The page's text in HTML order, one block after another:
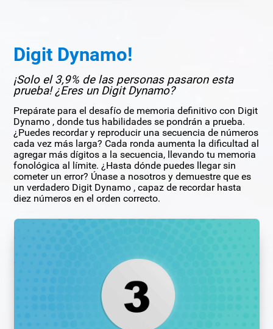
Digit Dynamo!
¡Solo el 3,9% de las personas pasaron esta
prueba! ¿Eres un Digit Dynamo?
Prepárate para el desafío de memoria definitivo con Digit
Dynamo , donde tus habilidades se pondrán a prueba.
¿Puedes recordar y reproducir una secuencia de números
cada vez más larga? Cada ronda aumenta la dificultad al
agregar más dígitos a la secuencia, llevando tu memoria
fonológica al límite. ¿Hasta dónde puedes llegar sin
cometer un error? Únase a nosotros y demuestre que es
un verdadero Digit Dynamo , capaz de recordar hasta
diez números en el orden correcto.